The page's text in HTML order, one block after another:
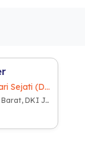
PT. Fajar Lestari Sejati (Dekkson Group)
📍 Kota Jakarta Barat, DKI Jakarta